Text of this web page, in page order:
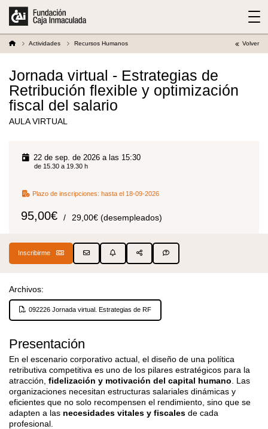
Actividades Recursos Humanos Volver
Jornada virtual - Estrategias de
Retribución flexible y optimización
fiscal del salario
AULA VIRTUAL
22 de sep. de 2026 a las 15:30
de 15.30 a 19.30 h
Plazo de inscripciones: hasta el 18-09-2026
95,00€ 29,00€ (desempleados)
Inscribirme
Archivos:
092226 Jornada virtual. Estrategias de RF
Presentación
En el escenario corporativo actual, el diseño de una política
retributiva competitiva es uno de los pilares estratégicos para la
atracción, fidelización y motivación del capital humano . Las
organizaciones necesitan estructuras salariales dinámicas y
eficientes que no solo recompensen el rendimiento, sino que se
adapten a las necesidades vitales y fiscales de cada
profesional.